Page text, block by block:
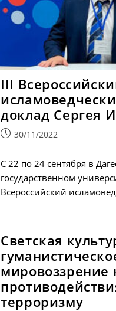
III
доклад Сергея
Запись30/11/2022
С 22 по 24 сентября в
государственном
Всероссийский
Светская
мировоззрение
терроризму